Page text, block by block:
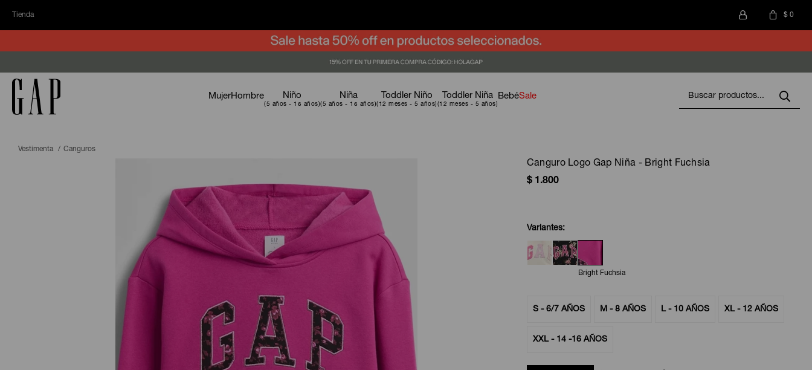
Tienda $ 0
MujerHombre Niño Niña Toddler Niño Toddler Niña BebéSale
Vestimenta Canguros
Canguro Logo Gap Niña - Bright Fuchsia
$ 1.800
Variantes:
Bright Fuchsia
S - 6/7 AÑOS M - 8 AÑOS L - 10 AÑOS XL - 12 AÑOS
XXL - 14 -16 AÑOS